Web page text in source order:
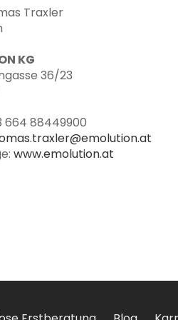
Traxler
KG
36/23
664 88449900
www.emolution.at